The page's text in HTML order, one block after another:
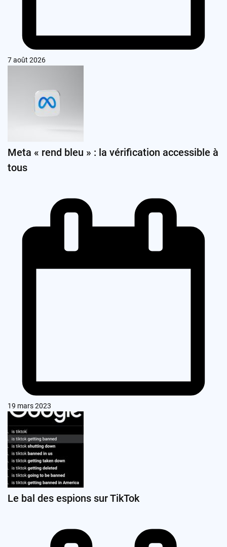
7 août 2026
Meta « rend bleu » : la vérification accessible à
tous
19 mars 2023
Le bal des espions sur TikTok